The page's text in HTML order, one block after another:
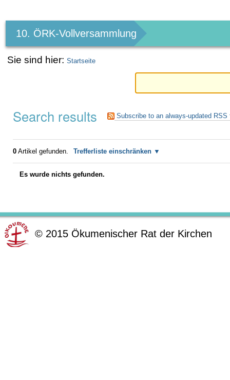
Werkzeuge
10. ÖRK-Vollversammlung
Sie sind hier: Startseite
Search results Subscribe to an always-updated RSS
0Artikel gefunden. Trefferliste einschränken
Es wurde nichts gefunden.
© 2015 Ökumenischer Rat der Kirchen